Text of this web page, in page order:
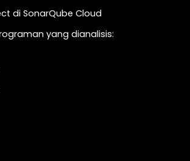
di SonarQube Cloud
yang dianalisis: